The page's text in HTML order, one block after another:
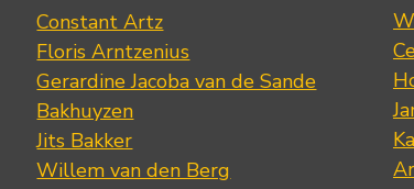
Constant Artz
Floris Arntzenius
Gerardine Jacoba van de Sande
Bakhuyzen
Jits Bakker
Willem van den Berg